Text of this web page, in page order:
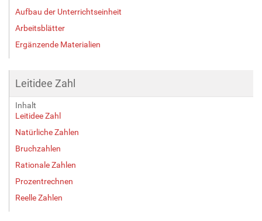
Aufbau der Unterrichtseinheit
Arbeitsblätter
Ergänzende Materialien
Leitidee Zahl
Inhalt
Leitidee Zahl
Natürliche Zahlen
Bruchzahlen
Rationale Zahlen
Prozentrechnen
Reelle Zahlen